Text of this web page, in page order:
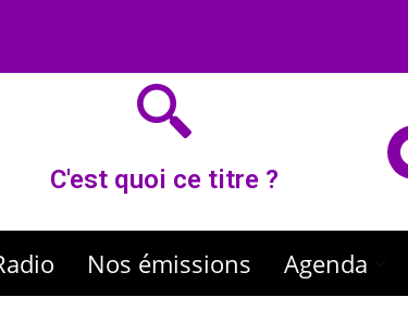
C'est quoi ce titre ?
Nos émissions Agenda